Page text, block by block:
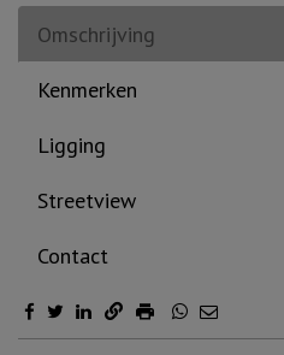
Omschrijving
Kenmerken
Ligging
Streetview
Contact